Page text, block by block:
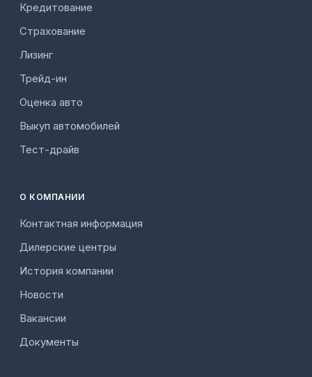
Кредитование
Страхование
Лизинг
Трейд-ин
Оценка авто
Выкуп автомобилей
Тест-драйв
О КОМПАНИИ
Контактная информация
Дилерские центры
История компании
Новости
Вакансии
Документы